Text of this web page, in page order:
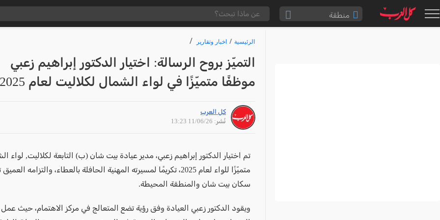
منطقة
الرئيسية اخبار وتقارير
التميّز بروح الرسالة: اختيار الدكتور إبراهيم زعبي
موظفًا متميّزًا في لواء الشمال لكلاليت لعام 2025
كل العرب
نُشر: 11/06/26 13:23
تم اختيار الدكتور إبراهيم زعبي، مدير عيادة بيت شان (ب) التابعة لكلاليت, لواء
متميّزًا للواء لعام 2025، تكريمًا لمسيرته المهنية الحافلة بالعطاء، والتزامه
سكان بيت شان والمنطقة المحيطة.
ويقود الدكتور زعبي العيادة وفق رؤية تضع المتعالج في مركز الاهتمام، حيث